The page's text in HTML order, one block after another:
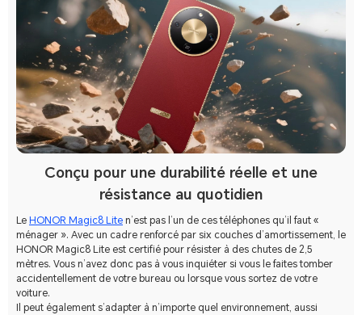
Conçu pour une durabilité réelle et une
résistance au quotidien
Le HONOR Magic8 Lite n’est pas l’un de ces téléphones qu’il faut «
ménager ». Avec un cadre renforcé par six couches d’amortissement, le
HONOR Magic8 Lite est certifié pour résister à des chutes de 2,5
mètres. Vous n’avez donc pas à vous inquiéter si vous le faites tomber
accidentellement de votre bureau ou lorsque vous sortez de votre
voiture.
Il peut également s’adapter à n’importe quel environnement, aussi